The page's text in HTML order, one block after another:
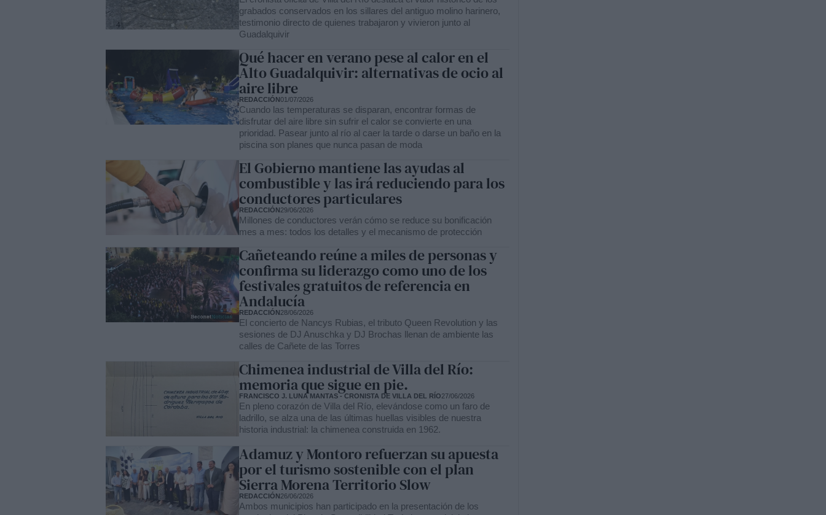
grabados conservados en los sillares del antiguo molino harinero,
testimonio directo de quienes trabajaron y vivieron junto al
Guadalquivir
Qué hacer en verano pese al calor en el
Alto Guadalquivir: alternativas de ocio al
aire libre
REDACCIÓN01/07/2026
Cuando las temperaturas se disparan, encontrar formas de
disfrutar del aire libre sin sufrir el calor se convierte en una
prioridad. Pasear junto al río al caer la tarde o darse un baño en la
piscina son planes que nunca pasan de moda
El Gobierno mantiene las ayudas al
combustible y las irá reduciendo para los
conductores particulares
REDACCIÓN29/06/2026
Millones de conductores verán cómo se reduce su bonificación
mes a mes: todos los detalles y el mecanismo de protección
Cañeteando reúne a miles de personas y
confirma su liderazgo como uno de los
festivales gratuitos de referencia en
Andalucía
REDACCIÓN28/06/2026
El concierto de Nancys Rubias, el tributo Queen Revolution y las
sesiones de DJ Anuschka y DJ Brochas llenan de ambiente las
calles de Cañete de las Torres
Chimenea industrial de Villa del Río:
memoria que sigue en pie.
FRANCISCO J. LUNA MANTAS - CRONISTA DE VILLA DEL RÍO27/06/2026
En pleno corazón de Villa del Río, elevándose como un faro de
ladrillo, se alza una de las últimas huellas visibles de nuestra
historia industrial: la chimenea construida en 1962.
Adamuz y Montoro refuerzan su apuesta
por el turismo sostenible con el plan
Sierra Morena Territorio Slow
REDACCIÓN26/06/2026
Ambos municipios han participado en la presentación de los